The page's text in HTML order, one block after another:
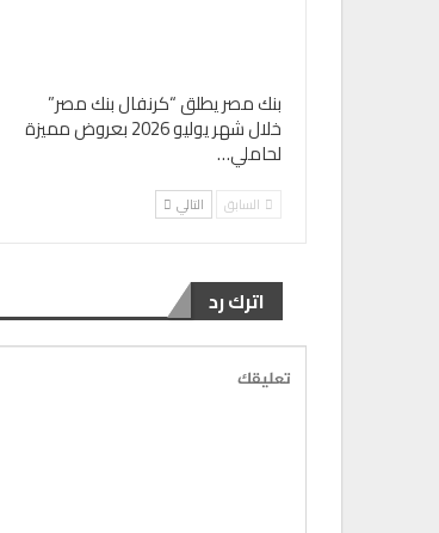
بنك مصر يطلق “كرنفال بنك مصر”
خلال شهر يوليو 2026 بعروض مميزة
لحاملي…
السابق التالي
اترك رد